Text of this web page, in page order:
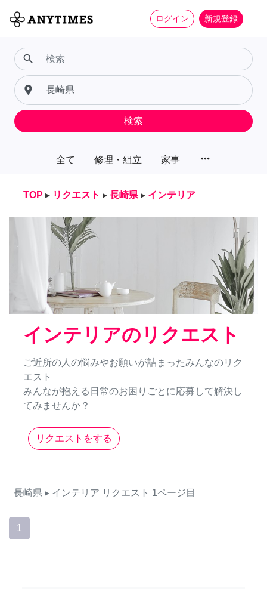
ログイン 新規登録
全て 修理・組立 家事 more_horiz
search
place
検索
TOP ▸ リクエスト ▸ 長崎県 ▸ インテリア
インテリアのリクエスト
ご近所の人の悩みやお願いが詰まったみんなのリク
エスト
みんなが抱える日常のお困りごとに応募して解決し
てみませんか？
リクエストをする
長崎県 ▸ インテリア リクエスト 1ページ目
1